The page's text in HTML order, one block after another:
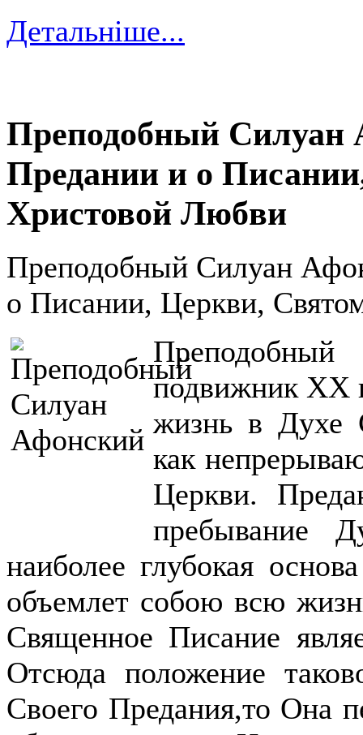
Детальніше...
Преподобный
Предании и о
Христовой Любви
Преподобный Силуан
о Писании, Церкви,
подвижник ХХ
жизнь в Духе
как
Церкви.
пребывание
наиболее глубокая
объемлет собою всю
Священное Писание
Отсюда положение
Своего Предания,то Она